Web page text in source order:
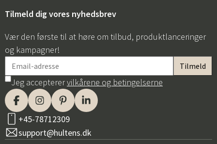
Tilmeld dig vores nyhedsbrev
Vær den første til at høre om tilbud, produktlanceringer
og kampagner!
Jeg accepterervilkårene og betingelserne
+45-78712309
support@hultens.dk